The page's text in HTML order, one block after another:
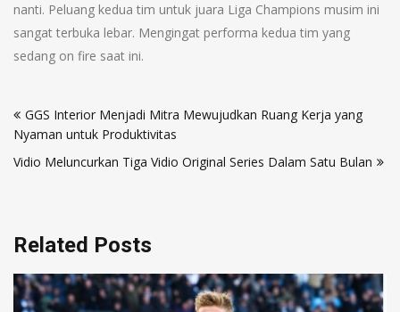
nanti. Peluang kedua tim untuk juara Liga Champions musim ini
sangat terbuka lebar. Mengingat performa kedua tim yang
sedang on fire saat ini.
navigation
GGS Interior Menjadi Mitra Mewujudkan Ruang Kerja yang
Nyaman untuk Produktivitas
Vidio Meluncurkan Tiga Vidio Original Series Dalam Satu Bulan
Related Posts